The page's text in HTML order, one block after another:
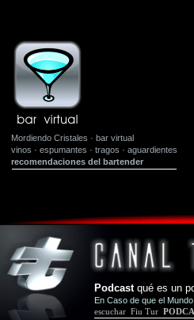
Mordiendo Cristales · bar virtual
vinos ·espumantes ·tragos ·aguardientes
recomendaciones del bartender
Podcast qué es un
En Caso de que el
escuchar Fiu Tur